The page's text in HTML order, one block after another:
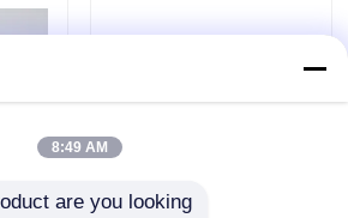
8:49 AM
are you looking